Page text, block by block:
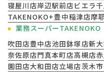
寝屋川店岸辺駅前店ビエラ
TAKENOKO+豊中稲津店摩
業務スーパーTAKENOKO
吹田店豊中店池田鉢塚店新
奈佐原店門真本町店高槻店
園田店大和田店立場店茨木